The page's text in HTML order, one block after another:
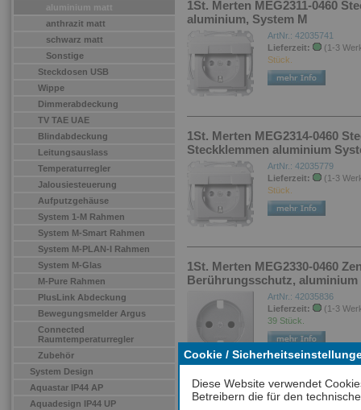
Cookie /
Diese Website verwendet
Betreibern die für den
aluminium matt
anthrazit matt
schwarz matt
Sonstige
Steckdosen USB
Wippe
Dimmerabdeckung
TV TAE UAE
Blindabdeckung
Leitungsauslass
Temperaturregler
Jalousiesteuerung
Aufputzgehäuse
System 1-M Rahmen
System M-Smart Rahmen
System M-PLAN-I Rahmen
System M-Glas
M-Pure Rahmen
PlusLink Abdeckung
Bewegungsmelder Argus
Connected
Raumtemperaturregler
Zubehör
System Design
Aquastar IP44 AP
Aquadesign IP44 UP
1St. Merten MEG2311-0460
aluminium, System M
ArtNr.: 42035741
Lieferzeit:
(1-3
Stück.
1St. Merten MEG2314-0460
Steckklemmen aluminium
ArtNr.: 42035779
Lieferzeit:
(1-3
Stück.
1St. Merten MEG2330-0460
Berührungsschutz, aluminium
ArtNr.: 42035836
Lieferzeit:
(1-3
39 Stück.